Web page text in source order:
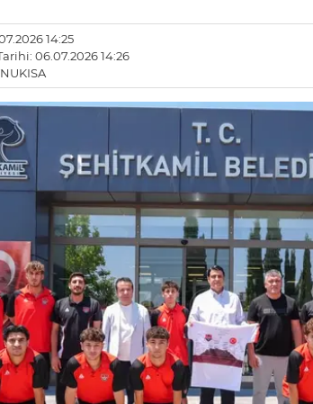
14:25
06.07.2026 14:26